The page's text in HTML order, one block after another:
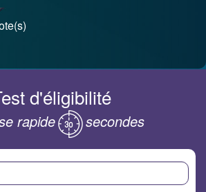
d'éligibilité
rapide secondes